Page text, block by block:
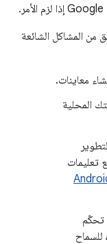
من المشاكل الشائعة
معاينات.
المحلية
تعليمات
تحكّم
بالوصول (ACL)، عدِّل قائمة ACL للسماح